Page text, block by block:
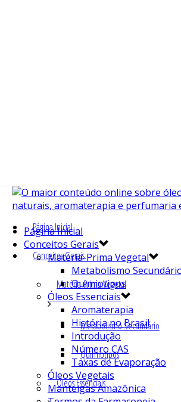
Página Inicial
Conceitos Gerais
Matéria-Prima Vegetal
Metabolismo Secundário
Quimiotipos
Óleos Essenciais
Página Inicial
Conceitos Gerais
Matéria-Prima Vegetal
Metabolismo
Quimiotipos
Óleos Essenciais
Aromaterapia
História no Brasil
Introdução
Número CAS
Taxas de Evaporação
Óleos Vegetais
Manteigas Amazônica